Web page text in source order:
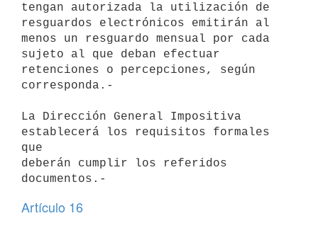
tengan autorizada la utilización de
resguardos electrónicos emitirán al
menos un resguardo mensual por cada
sujeto al que deban efectuar
retenciones o percepciones, según
corresponda.-
La Dirección General Impositiva
establecerá los requisitos formales
que
deberán cumplir los referidos
Artículo 16